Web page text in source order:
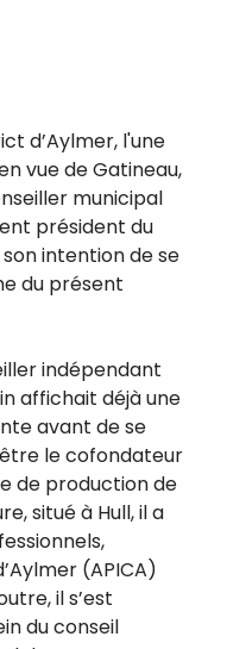
d’Aylmer, l'une
vue de Gatineau,
municipal
président du
intention de se
du présent
indépendant
affichait déjà une
avant de se
le cofondateur
de production de
situé à Hull, il a
(APICA)
il s’est
du conseil